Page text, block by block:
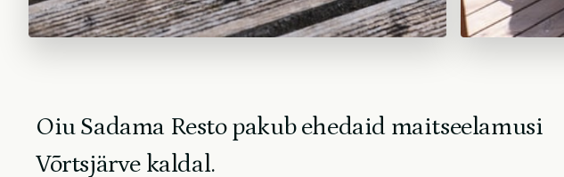
Oiu Sadama Resto pakub ehedaid maitseelamusi
Võrtsjärve kaldal.